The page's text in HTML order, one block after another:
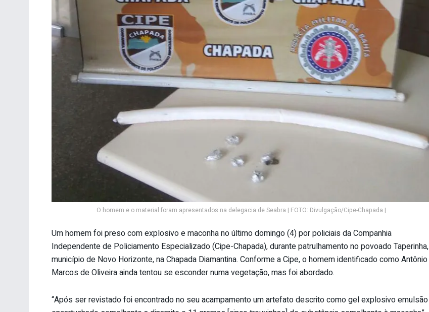
O homem e o material foram apresentados na delegacia de Seabra | FOTO: Divulgação/Cipe-Chapada |
Um homem foi preso com explosivo e maconha no último domingo (4) por policiais da Companhia
Independente de Policiamento Especializado (Cipe-Chapada), durante patrulhamento no povoado Taperinha,
município de Novo Horizonte, na Chapada Diamantina. Conforme a Cipe, o homem identificado como Antônio
Marcos de Oliveira ainda tentou se esconder numa vegetação, mas foi abordado.
“Após ser revistado foi encontrado no seu acampamento um artefato descrito como gel explosivo emulsão